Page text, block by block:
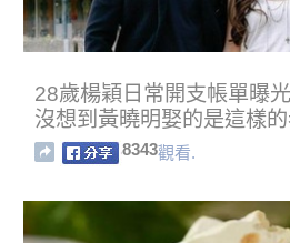
28歲楊穎日常開支帳單曝
沒想到黃曉明娶的是這樣的
8343觀看.